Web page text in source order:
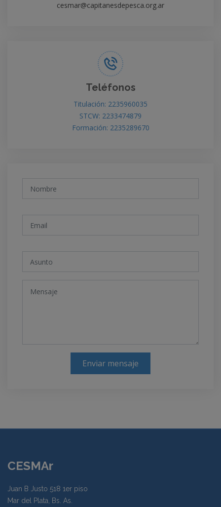
cesmar@capitanesdepesca.org.ar
Teléfonos
Titulación: 2235960035
STCW: 2233474879
Formación: 2235289670
Enviar mensaje
CESMAr
Juan B Justo 518 1er piso
Mar del Plata, Bs. As.